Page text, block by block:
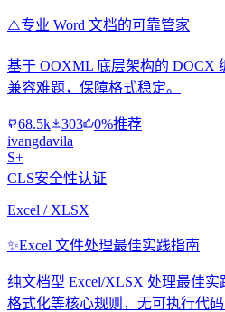
⚠️专业 Word 文档的可靠管家
基于 OOXML 底层架构的 DOCX
兼容难题，保障格式稳定。
68.5k 303
0%推荐
ivangdavila
S+
CLS安全性认证
Excel / XLSX
✨Excel 文件处理最佳实践指南
纯文档型 Excel/XLSX 处理最佳实
格式化等核心规则，无可执行代